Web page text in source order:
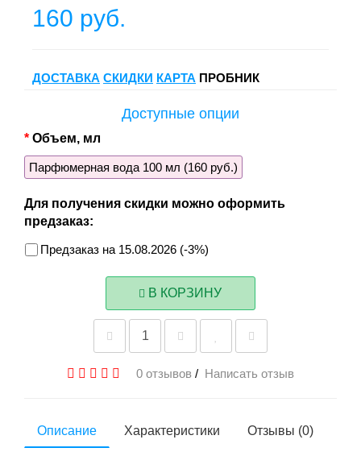
160 руб.
ДОСТАВКА СКИДКИ КАРТА ПРОБНИК
Доступные опции
Объем, мл
Парфюмерная вода 100 мл (160 руб.)
Для получения скидки можно оформить
предзаказ:
Предзаказ на 15.08.2026 (-3%)
В КОРЗИНУ
0 отзывов / Написать отзыв
Описание Характеристики Отзывы (0)